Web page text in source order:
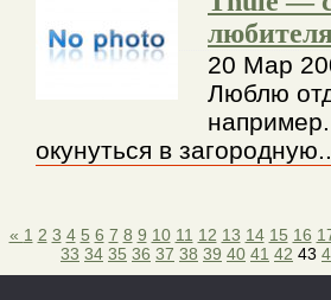
20 Мар
Люблю
окунуться в
« 1 2 3 4 5 6 7 8 9 10 11 12 13 14 15 16
33 34 35 36 37 38 39 40 41 42 43